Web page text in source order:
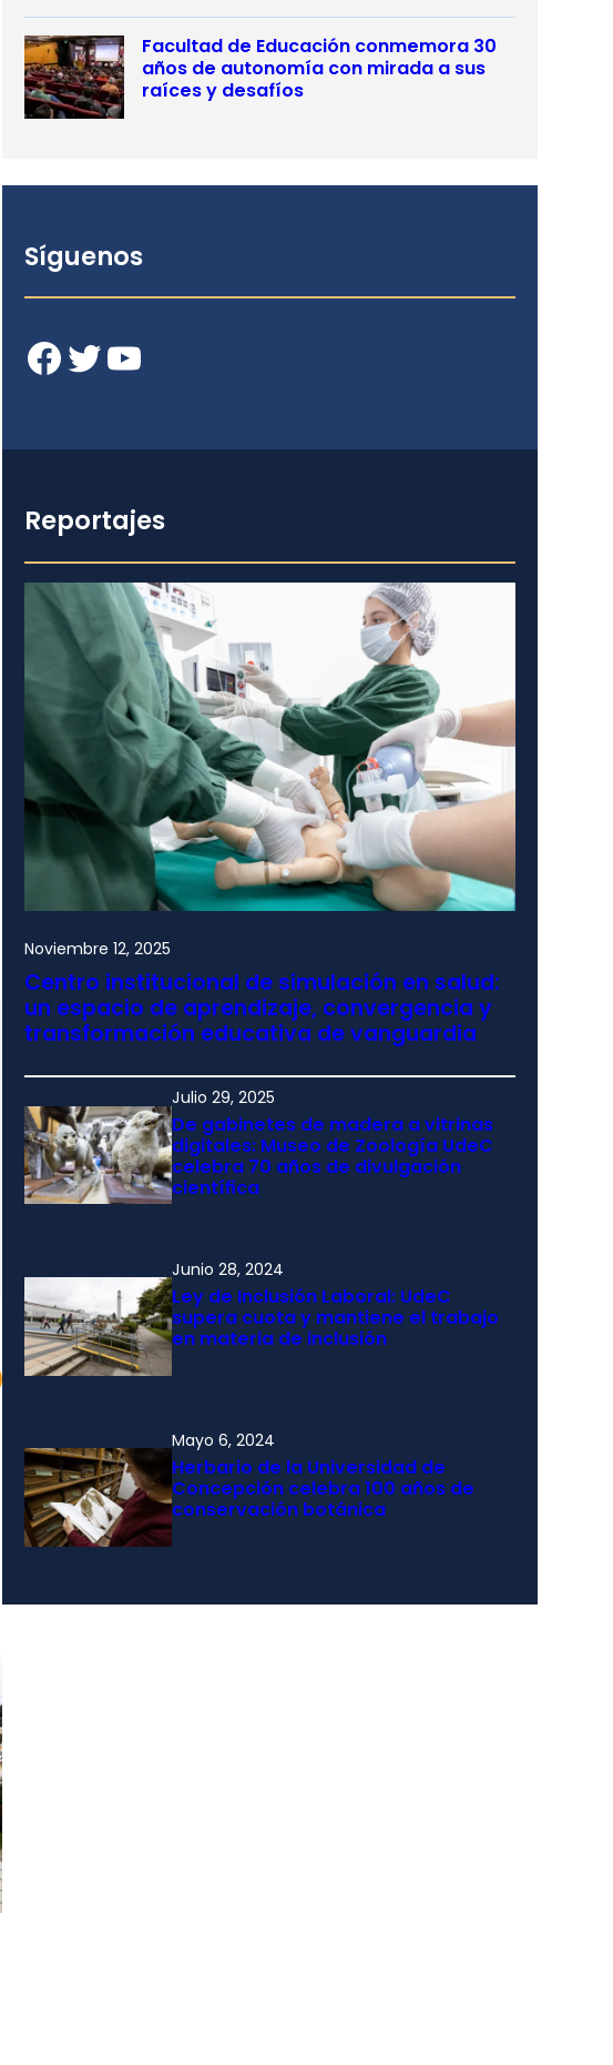
Facultad de Educación conmemora 30
años de autonomía con mirada a sus
raíces y desafíos
Síguenos
Facebook Twitter YouTube
Reportajes
Noviembre 12, 2025
Centro institucional de simulación en salud:
un espacio de aprendizaje, convergencia y
transformación educativa de vanguardia
Julio 29, 2025
De gabinetes de madera a vitrinas
digitales: Museo de Zoología UdeC
celebra 70 años de divulgación
científica
Junio 28, 2024
Ley de Inclusión Laboral: UdeC
supera cuota y mantiene el trabajo
en materia de inclusión
Mayo 6, 2024
Herbario de la Universidad de
Concepción celebra 100 años de
conservación botánica